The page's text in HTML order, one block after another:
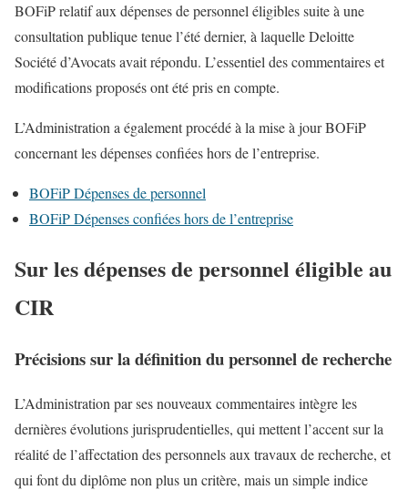
BOFiP relatif aux dépenses de personnel éligibles suite à une
consultation publique tenue l’été dernier, à laquelle Deloitte
Société d’Avocats avait répondu. L’essentiel des commentaires et
modifications proposés ont été pris en compte.
L’Administration a également procédé à la mise à jour BOFiP
concernant les dépenses confiées hors de l’entreprise.
BOFiP Dépenses de personnel
BOFiP Dépenses confiées hors de l’entreprise
Sur les dépenses de personnel éligible au
CIR
Précisions sur la définition du personnel de recherche
L’Administration par ses nouveaux commentaires intègre les
dernières évolutions jurisprudentielles, qui mettent l’accent sur la
réalité de l’affectation des personnels aux travaux de recherche, et
qui font du diplôme non plus un critère, mais un simple indice